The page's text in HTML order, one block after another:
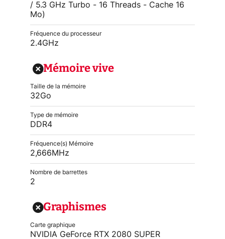
/ 5.3 GHz Turbo - 16 Threads - Cache 16
Mo)
Fréquence du processeur
2.4GHz
Mémoire vive
Taille de la mémoire
32Go
Type de mémoire
DDR4
Fréquence(s) Mémoire
2,666MHz
Nombre de barrettes
2
Graphismes
Carte graphique
NVIDIA GeForce RTX 2080 SUPER